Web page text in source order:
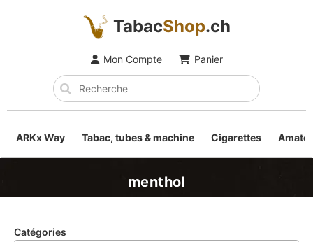
TabacShop.ch
Mon Compte Panier
ARKx Way Tabac, tubes & machine Cigarettes
menthol
Catégories